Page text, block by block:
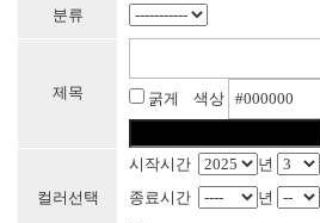
분류
제목
굵게 색상
컬러선택
시작시간 년
종료시간
년